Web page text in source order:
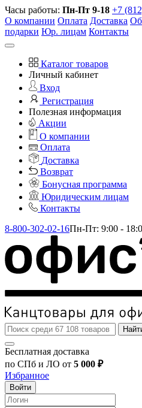
Часы работы: Пн-Пт 9-18 +7
О компании Оплата Доставка
подарки Юр. лицам Контакты
Каталог товаров
Личный кабинет
Вход
Регистрация
Полезная информация
Акции
О компании
Оплата
Доставка
Возврат
Бонусная программа
Юридическим лицам
Контакты
8-800-302-02-16Пн-Пт: 9:00 -
Бесплатная доставка
по СПб и ЛО от 5 000 ₽
Избранное
Войти